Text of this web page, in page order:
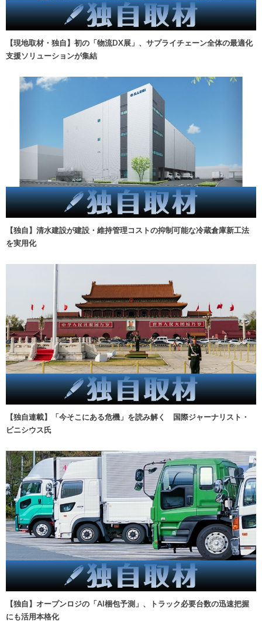
【現地取材・独自】初の「物流DX展」、サプライチェーン全体の最適化
支援ソリューションが集結
【独自】清水建設が建設・維持管理コストの抑制可能な冷蔵倉庫新工法
を実用化
【独自連載】「今そこにある危機」を読み解く 国際ジャーナリスト・
ビニシウス氏
【独自】オープンロジの「AI梱包予測」、トラック必要台数の迅速把握
にも活用本格化